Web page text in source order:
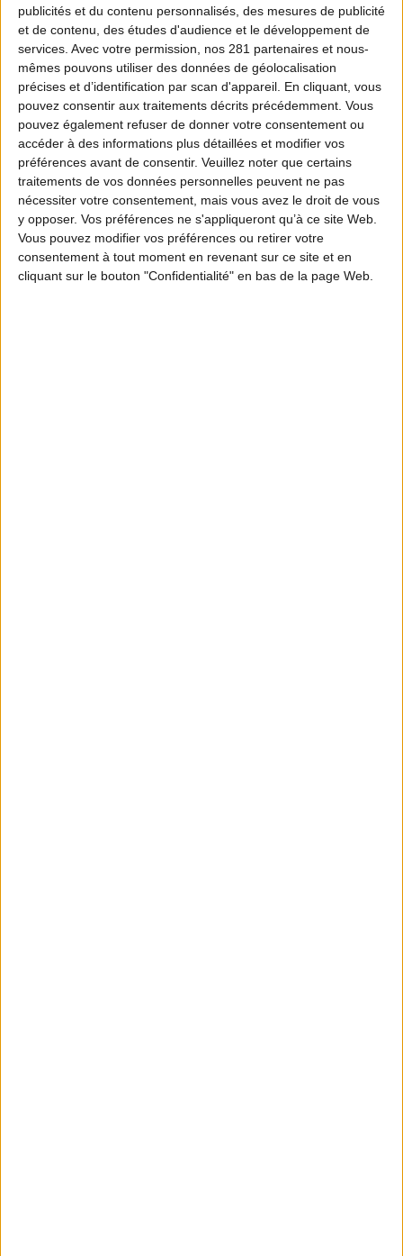
publicités et du contenu personnalisés, des mesures de publicité
et de contenu, des études d'audience et le développement de
services. Avec votre permission, nos 281 partenaires et nous-
mêmes pouvons utiliser des données de géolocalisation
précises et d’identification par scan d'appareil. En cliquant, vous
pouvez consentir aux traitements décrits précédemment. Vous
pouvez également refuser de donner votre consentement ou
accéder à des informations plus détaillées et modifier vos
préférences avant de consentir. Veuillez noter que certains
traitements de vos données personnelles peuvent ne pas
nécessiter votre consentement, mais vous avez le droit de vous
y opposer. Vos préférences ne s'appliqueront qu’à ce site Web.
Vous pouvez modifier vos préférences ou retirer votre
consentement à tout moment en revenant sur ce site et en
cliquant sur le bouton "Confidentialité" en bas de la page Web.